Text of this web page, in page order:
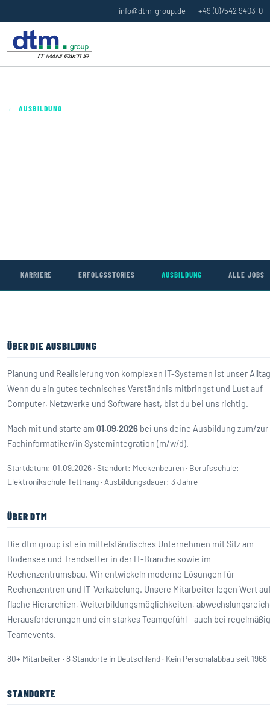
info@dtm-group.de +49 (0)7542 9403-0
← AUSBILDUNG
KARRIERE ERFOLGSSTORIES AUSBILDUNG ALLE JOBS
ÜBER DIE AUSBILDUNG
Planung und Realisierung von komplexen IT-Systemen ist unser
Wenn du ein gutes technisches Verständnis mitbringst und Lust auf
Computer, Netzwerke und Software hast, bist du bei uns richtig.
Mach mit und starte am 01.09.2026 bei uns deine Ausbildung zum/zur
Fachinformatiker/in Systemintegration (m/w/d).
Startdatum: 01.09.2026 · Standort: Meckenbeuren · Berufsschule:
Elektronikschule Tettnang · Ausbildungsdauer: 3 Jahre
ÜBER DTM
Die dtm group ist ein mittelständisches Unternehmen mit Sitz am
Bodensee und Trendsetter in der IT-Branche sowie im
Rechenzentrumsbau. Wir entwickeln moderne Lösungen für
Rechenzentren und IT-Verkabelung. Unsere Mitarbeiter legen Wert
flache Hierarchien, Weiterbildungsmöglichkeiten,
Herausforderungen und ein starkes Teamgefühl – auch bei
Teamevents.
80+ Mitarbeiter · 8 Standorte in Deutschland · Kein Personalabbau seit 1968
STANDORTE